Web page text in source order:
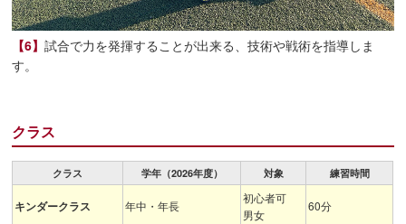
【6】試合で力を発揮することが出来る、技術や戦術を指導しま
す。
クラス
クラス 学年（2026年度） 対象 練習時間
キンダークラス 年中・年長
初心者可
男女
60分